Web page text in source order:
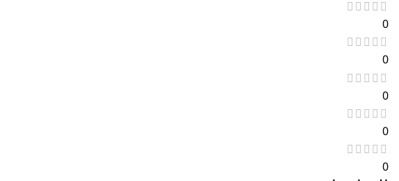
0
0
0
0
0